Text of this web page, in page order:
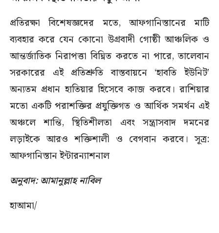
প্রতিরক্ষা বিশেষজ্ঞদের মতে, আফগানিস্তানের মাটি
ব্যবহার করে যেন কোনো উগ্রবাদী গোষ্ঠী আঞ্চলিক ও
আন্তর্জাতিক নিরাপত্তা বিঘ্নিত করতে না পারে, তালেবান
সরকারের এই প্রতিশ্রুতি বাস্তবায়নে ‘হাবতি ইউনিট’
অন্যতম প্রধান হাতিয়ার হিসেবে কাজ করবে। রাশিয়ার
মতো একটি পরাশক্তির প্রযুক্তিগত ও আর্থিক সমর্থন এই
অঞ্চলে শান্তি, স্থিতিশীলতা এবং সন্ত্রাসবাদ দমনের
লড়াইকে আরও শক্তিশালী ও বেগবান করবে। সূত্র:
আফগানিস্তান ইন্টারন্যাশনাল
অনুবাদ: আমানুল্লাহ নাবিল
হাআমা/